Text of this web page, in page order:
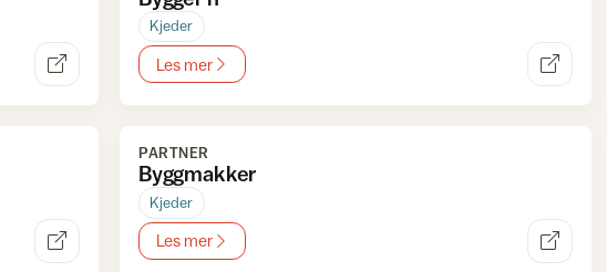
Kjeder
Les mer
PARTNER
Byggmakker
Kjeder
Les mer